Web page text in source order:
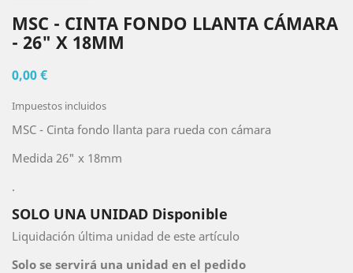
MSC - CINTA FONDO LLANTA CÁMARA
- 26" X 18MM
0,00 €
Impuestos incluidos
MSC - Cinta fondo llanta para rueda con cámara
Medida 26" x 18mm
.
SOLO UNA UNIDAD Disponible
Liquidación última unidad de este artículo
Solo se servirá una unidad en el pedido